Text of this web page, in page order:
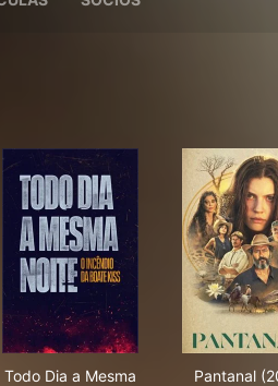
Todo Dia a Mesma
Pantanal